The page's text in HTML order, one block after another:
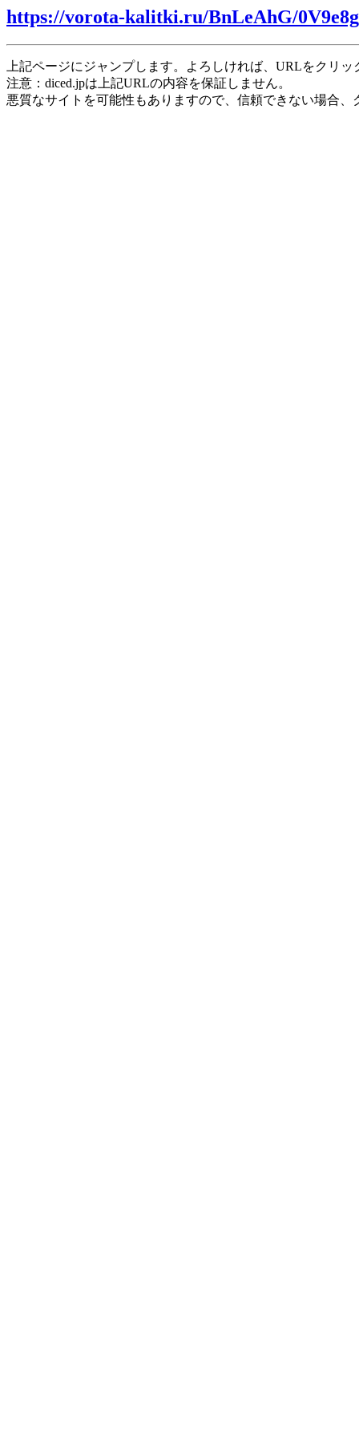
https://vorota-kalitki.ru/BnLeAhG/
上記ページにジャンプします。よろしければ、URLをクリ
注意：diced.jpは上記URLの内容を保証しません。
悪質なサイトを可能性もありますので、信頼できない場合、